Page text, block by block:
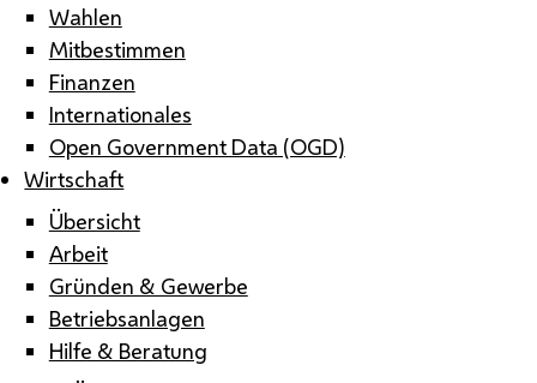
Wahlen
Mitbestimmen
Finanzen
Internationales
Open Government Data (OGD)
Wirtschaft
Übersicht
Arbeit
Gründen & Gewerbe
Betriebsanlagen
Hilfe & Beratung